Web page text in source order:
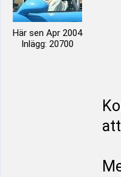
Här sen Apr 2004
Inlägg: 20700